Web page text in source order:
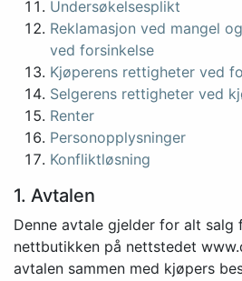
Undersøkelsesplikt
Reklamasjon ved mangel
ved forsinkelse
Kjøperens rettigheter ved
Selgerens rettigheter ved
Renter
Personopplysninger
Konfliktløsning
1. Avtalen
Denne avtale gjelder for alt salg
nettbutikken på nettstedet
avtalen sammen med kjøpers